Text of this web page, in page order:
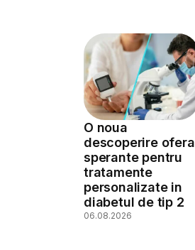
O noua
descoperire ofera
sperante pentru
tratamente
personalizate in
diabetul de tip 2
06.08.2026